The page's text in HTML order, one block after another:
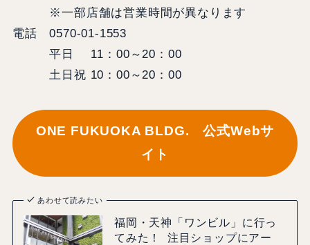
※一部店舗は営業時間が異なります
電話 0570-01-1553
平日 11：00～20：00
土日祝 10：00～20：00
ONE FUKUOKA BLDG. 公式Webサ
イト
あわせて読みたい
福岡・天神「ワンビル」に行っ
てみた！ 注目ショップにアー